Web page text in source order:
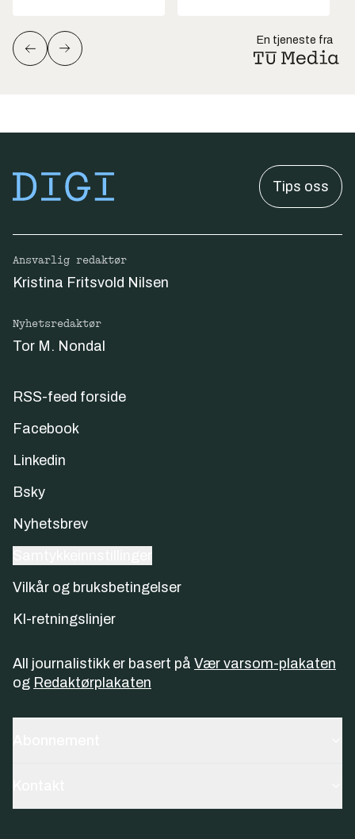
En tjeneste fra
Tips oss
Ansvarlig redaktør
Kristina Fritsvold Nilsen
Nyhetsredaktør
Tor M. Nondal
RSS-feed forside
Facebook
Linkedin
Bsky
Nyhetsbrev
Vilkår og bruksbetingelser
KI-retningslinjer
All journalistikk er basert på Vær varsom-plakaten
og Redaktørplakaten